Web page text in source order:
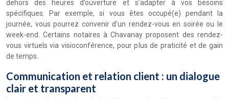
dehors des heures d’ouverture et s’adapter à vos besoins
spécifiques. Par exemple, si vous êtes occupé(e) pendant la
journée, vous pourrez convenir d’un rendez-vous en soirée ou le
week-end. Certains notaires à Chavanay proposent des rendez-
vous virtuels via visioconférence, pour plus de praticité et de gain
de temps.
Communication et relation client : un dialogue
clair et transparent